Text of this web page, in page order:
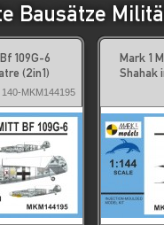
Bausätze
109G-6
(2in1)
MKM144195
Mark 1
Shahak